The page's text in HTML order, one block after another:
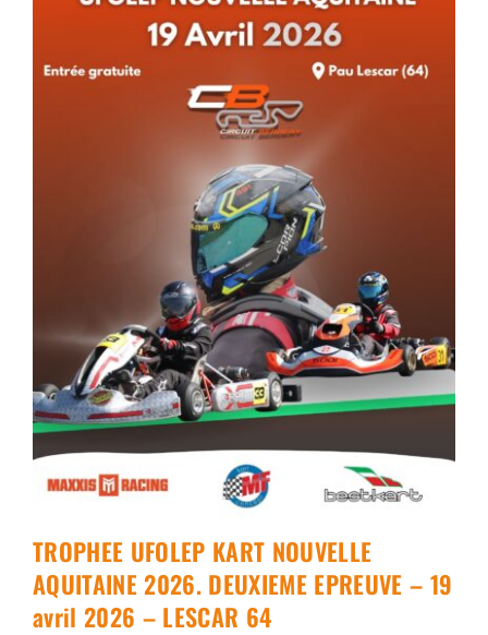
TROPHEE UFOLEP KART NOUVELLE
AQUITAINE 2026. DEUXIEME EPREUVE – 19
avril 2026 – LESCAR 64